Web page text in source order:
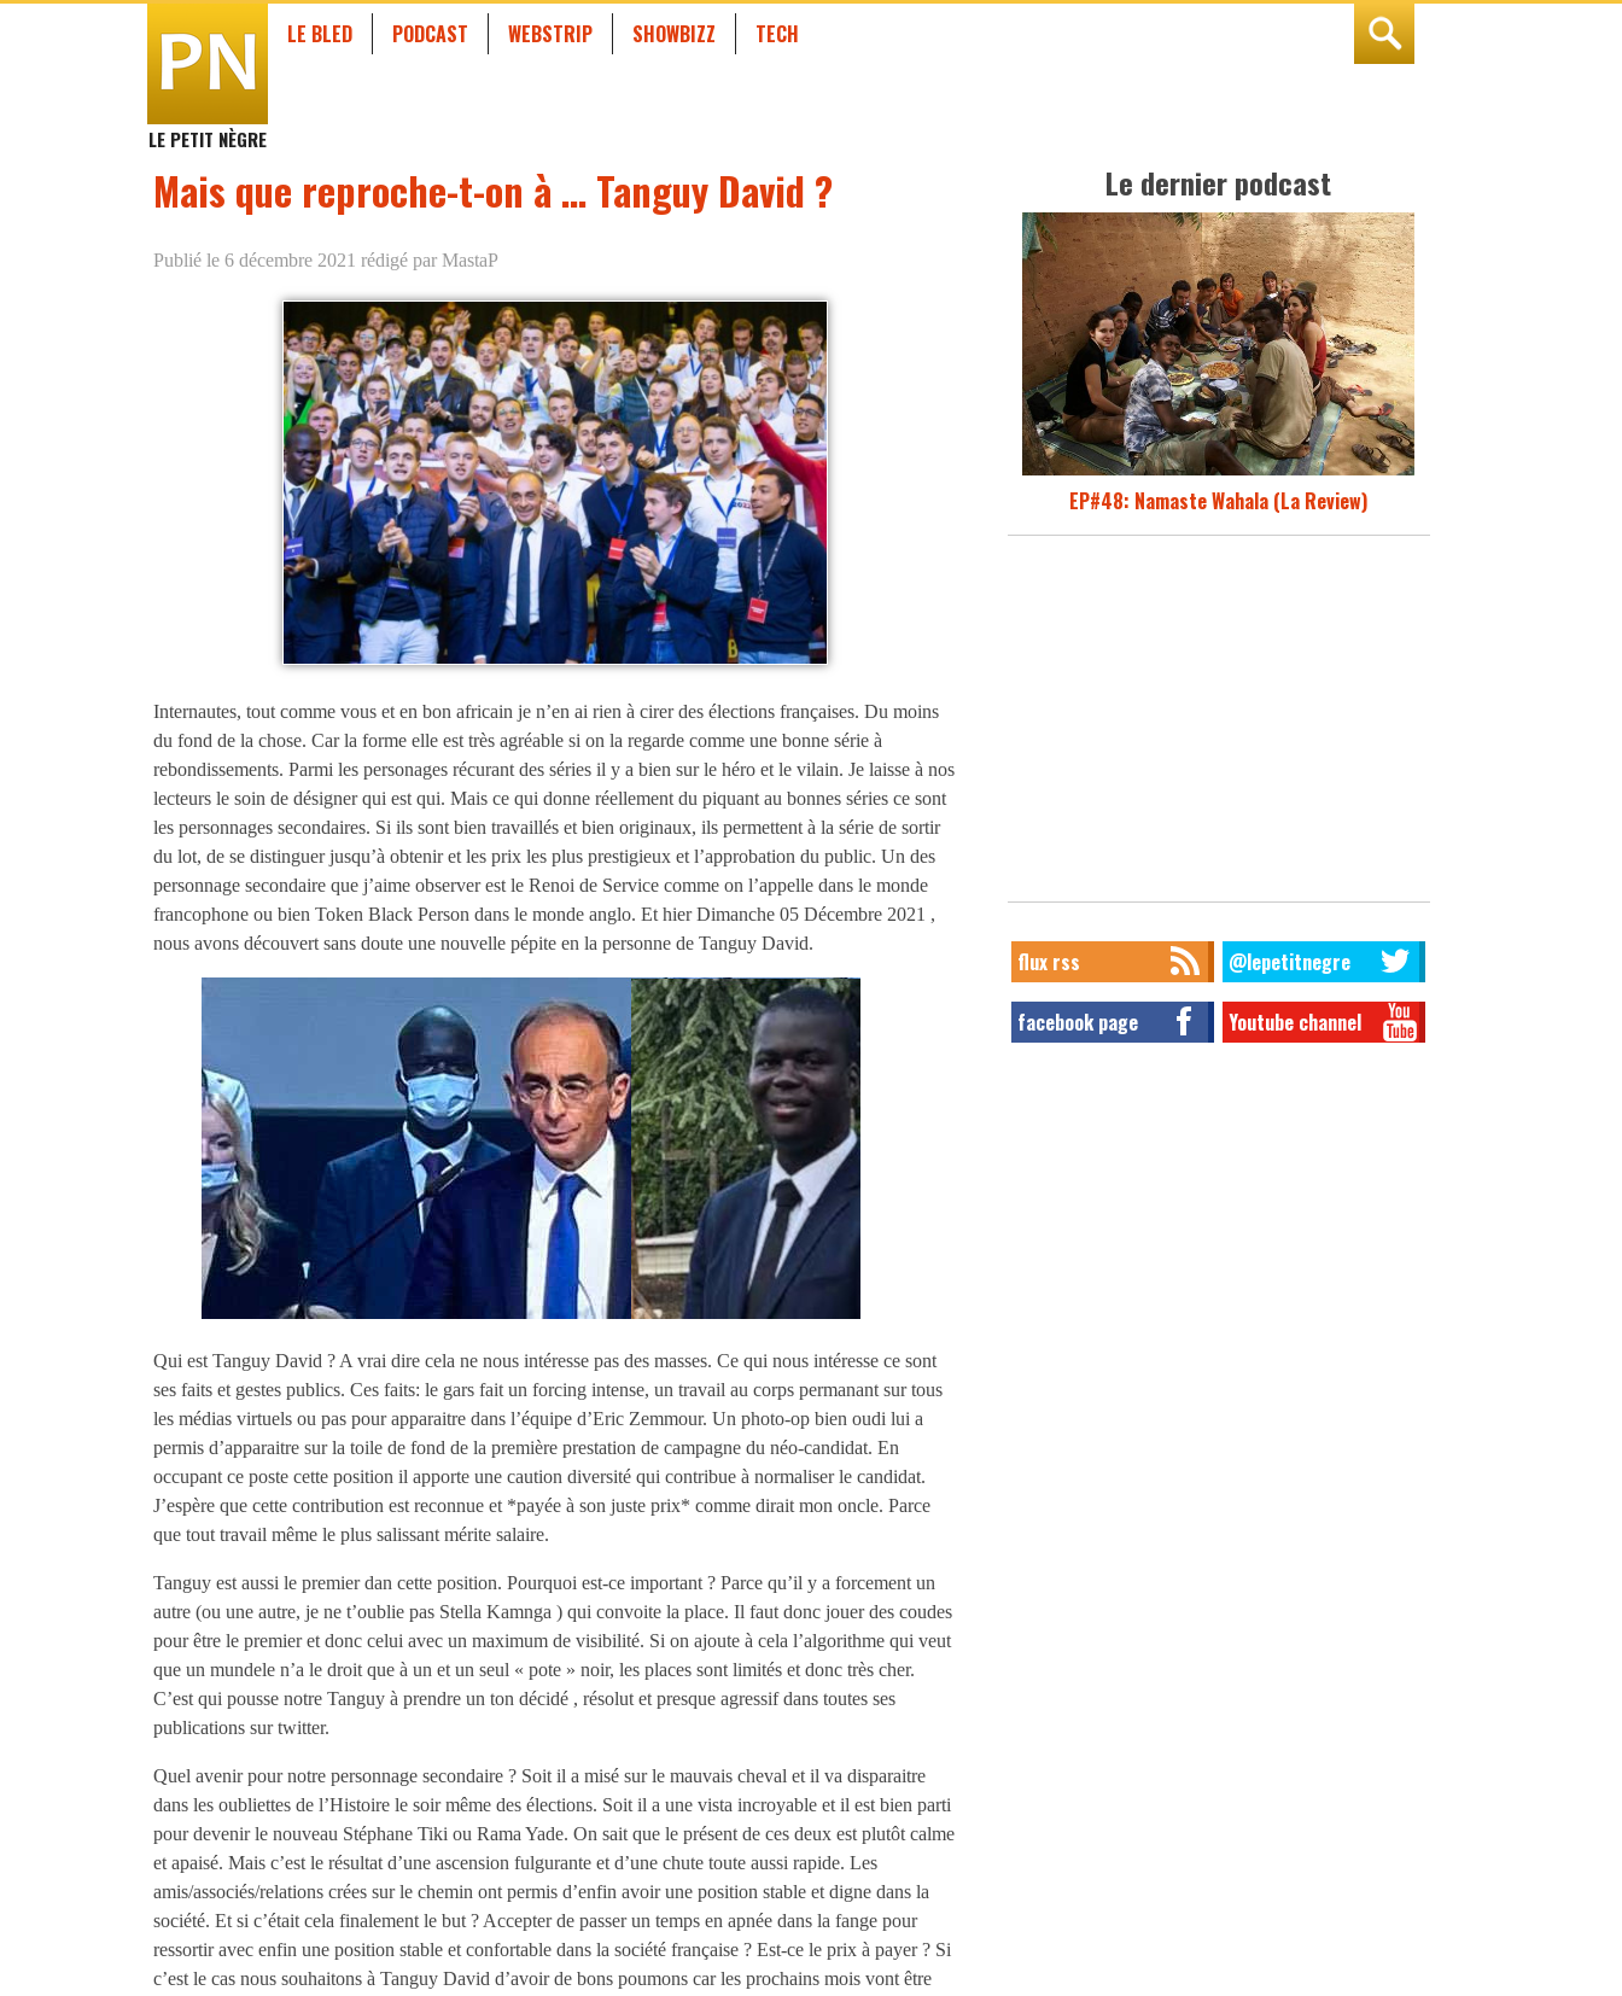
LE PETIT NÈGRE
LE BLED PODCAST WEBSTRIP SHOWBIZZ TECH
Mais que reproche-t-on à … Tanguy David ?
Publié le 6 décembre 2021 rédigé par MastaP
Internautes, tout comme vous et en bon africain je n’en ai rien à cirer des élections françaises. Du moins
du fond de la chose. Car la forme elle est très agréable si on la regarde comme une bonne série à
rebondissements. Parmi les personages récurant des séries il y a bien sur le héro et le vilain. Je laisse à nos
lecteurs le soin de désigner qui est qui. Mais ce qui donne réellement du piquant au bonnes séries ce sont
les personnages secondaires. Si ils sont bien travaillés et bien originaux, ils permettent à la série de sortir
du lot, de se distinguer jusqu’à obtenir et les prix les plus prestigieux et l’approbation du public. Un des
personnage secondaire que j’aime observer est le Renoi de Service comme on l’appelle dans le monde
francophone ou bien Token Black Person dans le monde anglo. Et hier Dimanche 05 Décembre 2021 ,
nous avons découvert sans doute une nouvelle pépite en la personne de Tanguy David.
Qui est Tanguy David ? A vrai dire cela ne nous intéresse pas des masses. Ce qui nous intéresse ce sont
ses faits et gestes publics. Ces faits: le gars fait un forcing intense, un travail au corps permanant sur tous
les médias virtuels ou pas pour apparaitre dans l’équipe d’Eric Zemmour. Un photo-op bien oudi lui a
permis d’apparaitre sur la toile de fond de la première prestation de campagne du néo-candidat. En
occupant ce poste cette position il apporte une caution diversité qui contribue à normaliser le candidat.
J’espère que cette contribution est reconnue et *payée à son juste prix* comme dirait mon oncle. Parce
que tout travail même le plus salissant mérite salaire.
Tanguy est aussi le premier dan cette position. Pourquoi est-ce important ? Parce qu’il y a forcement un
autre (ou une autre, je ne t’oublie pas Stella Kamnga ) qui convoite la place. Il faut donc jouer des coudes
pour être le premier et donc celui avec un maximum de visibilité. Si on ajoute à cela l’algorithme qui veut
que un mundele n’a le droit que à un et un seul « pote » noir, les places sont limités et donc très cher.
C’est qui pousse notre Tanguy à prendre un ton décidé , résolut et presque agressif dans toutes ses
publications sur twitter.
Quel avenir pour notre personnage secondaire ? Soit il a misé sur le mauvais cheval et il va disparaitre
dans les oubliettes de l’Histoire le soir même des élections. Soit il a une vista incroyable et il est bien parti
pour devenir le nouveau Stéphane Tiki ou Rama Yade. On sait que le présent de ces deux est plutôt calme
et apaisé. Mais c’est le résultat d’une ascension fulgurante et d’une chute toute aussi rapide. Les
amis/associés/relations crées sur le chemin ont permis d’enfin avoir une position stable et digne dans la
société. Et si c’était cela finalement le but ? Accepter de passer un temps en apnée dans la fange pour
ressortir avec enfin une position stable et confortable dans la société française ? Est-ce le prix à payer ? Si
c’est le cas nous souhaitons à Tanguy David d’avoir de bons poumons car les prochains mois vont être
Le dernier podcast
EP#48: Namaste Wahala (La Review)
flux rss @lepetitnegre
facebook page Youtube channel